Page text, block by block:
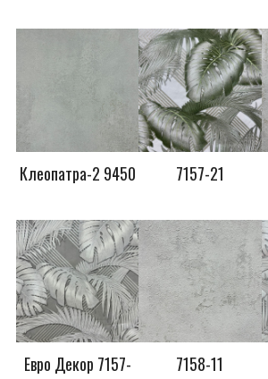
Клеопатра-2 9450 7157-21
Евро Декор 7157-
7158-11